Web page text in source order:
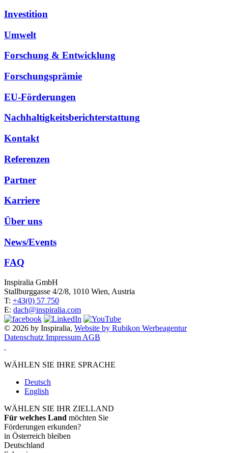
Investition
Umwelt
Forschung & Entwicklung
Forschungsprämie
EU-Förderungen
Nachhaltigkeitsberichterstattung
Kontakt
Referenzen
Partner
Karriere
Über uns
News/Events
FAQ
Inspiralia GmbH
Stallburggasse 4/2/8, 1010 Wien, Austria
T: +43(0) 57 750
E: dach@inspiralia.com
© 2026 by Inspiralia, Website by Rubikon Werbeagentur
Datenschutz Impressum AGB
WÄHLEN SIE IHRE SPRACHE
Deutsch
English
WÄHLEN SIE IHR ZIELLAND
Für welches Land möchten Sie
Förderungen erkunden?
in Österreich bleiben
Deutschland